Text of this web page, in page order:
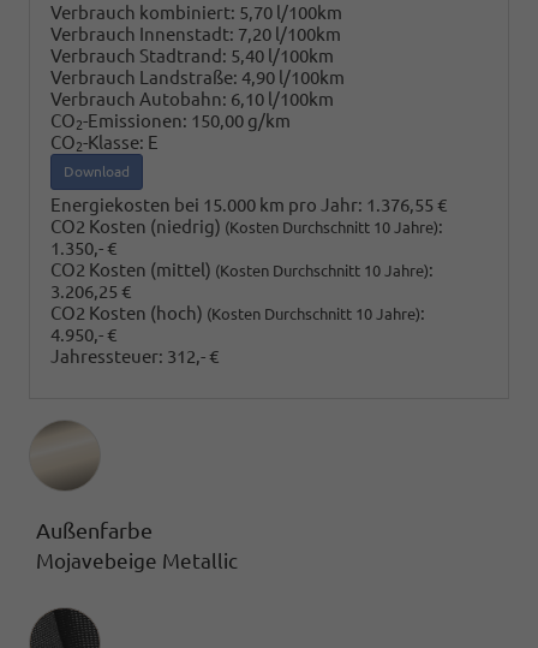
Verbrauch kombiniert: 5,70 l/100km
Verbrauch Innenstadt: 7,20 l/100km
Verbrauch Stadtrand: 5,40 l/100km
Verbrauch Landstraße: 4,90 l/100km
Verbrauch Autobahn: 6,10 l/100km
CO2-Emissionen: 150,00 g/km
CO2-Klasse: E
Download
Energiekosten bei 15.000 km pro Jahr: 1.376,55 €
CO2 Kosten (niedrig) (Kosten Durchschnitt 10 Jahre):
1.350,- €
CO2 Kosten (mittel) (Kosten Durchschnitt 10 Jahre):
3.206,25 €
CO2 Kosten (hoch) (Kosten Durchschnitt 10 Jahre):
4.950,- €
Jahressteuer: 312,- €
Außenfarbe
Mojavebeige Metallic
Innenausstattung